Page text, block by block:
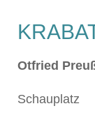
Otfried